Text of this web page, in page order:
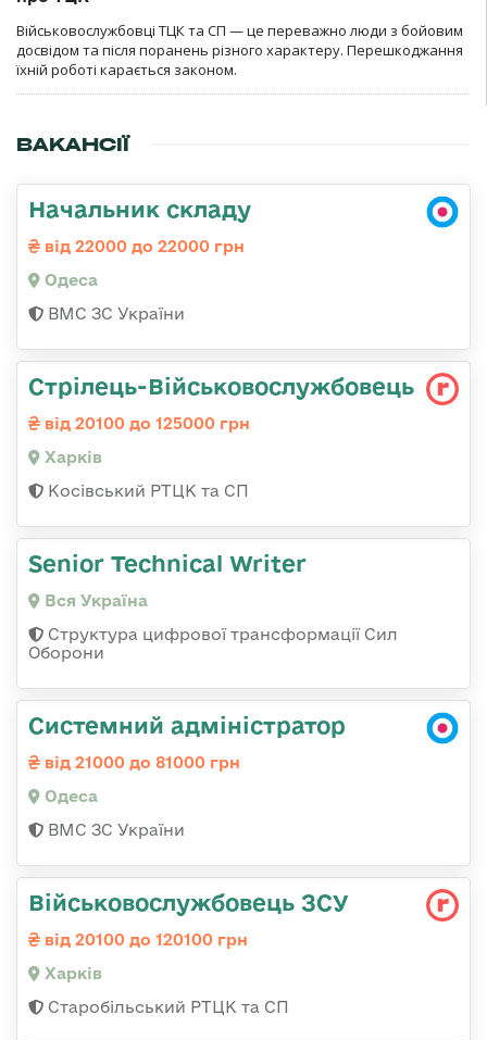
Військовослужбовці ТЦК та СП — це переважно люди з бойовим
досвідом та після поранень різного характеру. Перешкоджання
їхній роботі карається законом.
ВАКАНСІЇ
Начальник складу
від 22000 до 22000 грн
Одеса
ВМС ЗС України
Стрілець-Військовослужбовець
від 20100 до 125000 грн
Харків
Косівський РТЦК та СП
Senior Technical Writer
Вся Україна
Структура цифрової трансформації Сил
Оборони
Системний адміністратор
від 21000 до 81000 грн
Одеса
ВМС ЗС України
Військовослужбовець ЗСУ
від 20100 до 120100 грн
Харків
Старобільський РТЦК та СП